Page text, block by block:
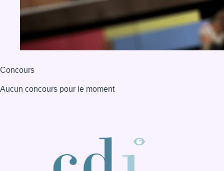
Concours
Aucun concours pour le moment